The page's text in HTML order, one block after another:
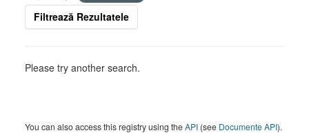
Filtrează Rezultatele
Please try another search.
You can also access this registry using theAPI (see Documente API).